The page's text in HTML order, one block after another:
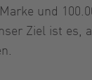
und
Ziel ist es,